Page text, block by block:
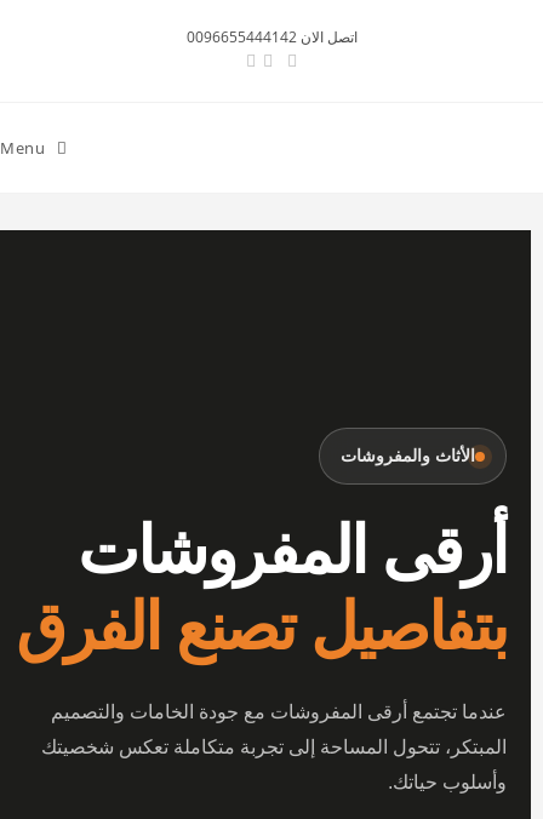
اتصل الان 0096655444142
Menu
الأثاث والمفروشات
أرقى المفروشات
بتفاصيل تصنع الفرق
عندما تجتمع أرقى المفروشات مع جودة الخامات والتصميم
المبتكر، تتحول المساحة إلى تجربة متكاملة تعكس شخصيتك
وأسلوب حياتك.